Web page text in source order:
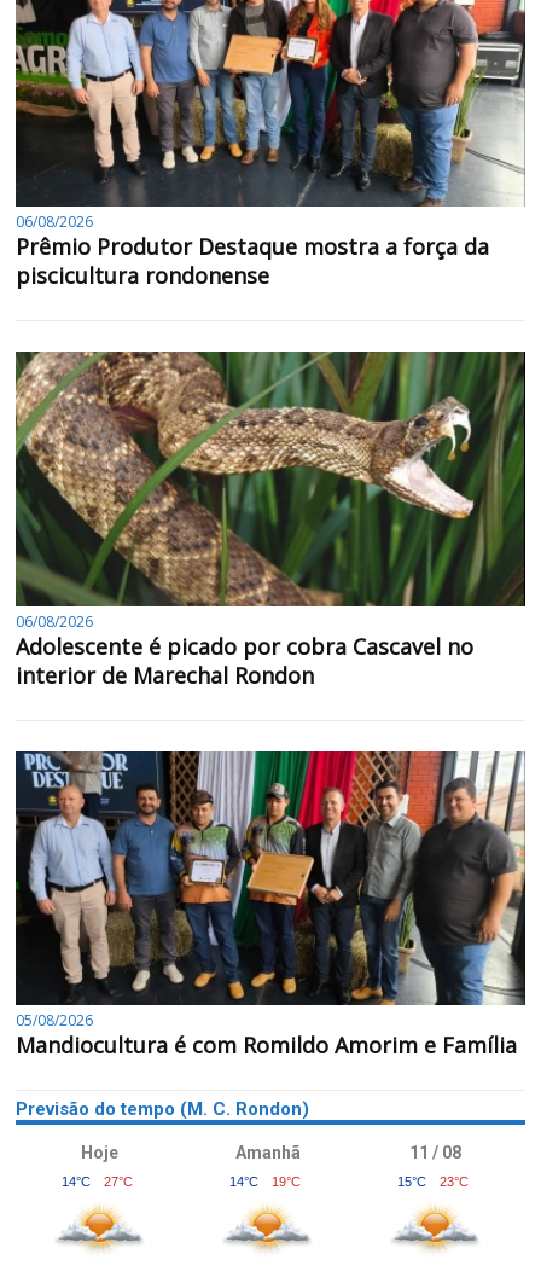
06/08/2026
Prêmio Produtor Destaque mostra a força da
piscicultura rondonense
06/08/2026
Adolescente é picado por cobra Cascavel no
interior de Marechal Rondon
05/08/2026
Mandiocultura é com Romildo Amorim e Família
Previsão do tempo (M. C. Rondon)
Hoje
14°C 27°C
Amanhã
14°C 19°C
11 / 08
15°C 23°C